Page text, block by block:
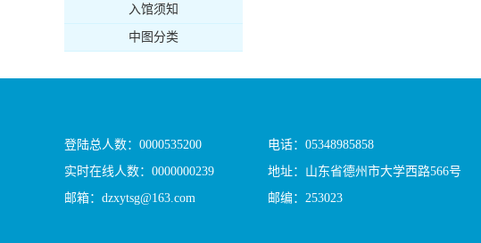
入馆须知
中图分类
登陆总人数： 0000535200
实时在线人数： 0000000239
邮箱：dzxytsg@163.com
电话：05348985858
地址：山东省德州市大学西路566号
邮编：253023